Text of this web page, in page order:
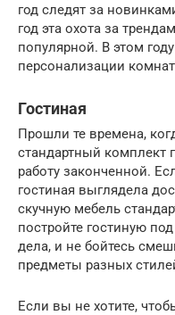
год следят за
год эта охота за
популярной. В этом
персонализации
Гостиная
Прошли те времена,
стандартный комплект
работу законченной.
гостиная выглядела
скучную мебель
постройте гостиную
дела, и не бойтесь
предметы разных
Если вы не хотите,